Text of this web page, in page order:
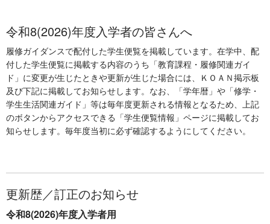
令和8(2026)年度入学者の皆さんへ
履修ガイダンスで配付した学生便覧を掲載しています。在学中、配
付した学生便覧に掲載する内容のうち「教育課程・履修関連ガイ
ド」に変更が生じたときや更新が生じた場合には、ＫＯＡＮ掲示板
及び下記に掲載してお知らせします。なお、「学年暦」や「修学・
学生生活関連ガイド」等は毎年度更新される情報となるため、上記
のボタンからアクセスできる「学生便覧情報」ページに掲載してお
知らせします。毎年度当初に必ず確認するようにしてください。
更新歴／訂正のお知らせ
令和8(2026)年度入学者用